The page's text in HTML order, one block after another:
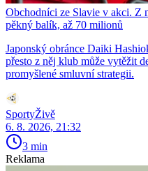
Obchodníci ze Slavie v akci. Z
pěkný balík, až 70 milionů
Japonský obránce Daiki
přesto z něj klub může vytěžit
promyšlené smluvní strategii.
SportyŽivě
6. 8. 2026, 21:32
3 min
Reklama